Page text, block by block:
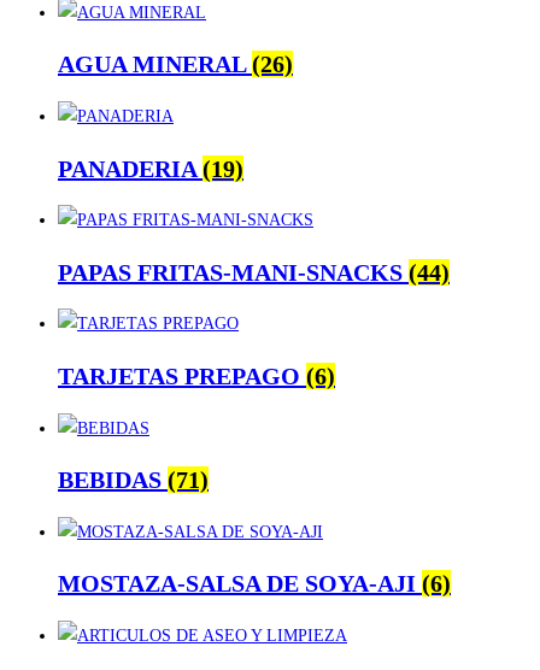
AGUA MINERAL(26)
PANADERIA(19)
PAPAS FRITAS-MANI-SNACKS (44)
TARJETAS PREPAGO (6)
BEBIDAS (71)
MOSTAZA-SALSA DE SOYA-AJI (6)